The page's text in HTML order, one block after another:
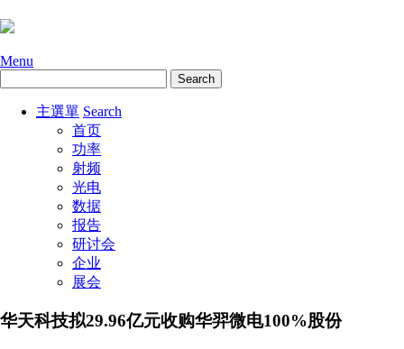
Menu
主選單 Search
首页
功率
射频
光电
数据
报告
研讨会
企业
展会
华天科技拟29.96亿元收购华羿微电100%股份